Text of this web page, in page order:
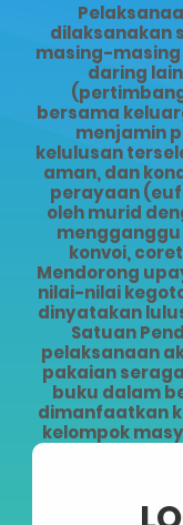
dilaksanakan
masing-masing
daring
bersama
menjamin
kelulusan
aman, dan
perayaan
oleh murid
konvoi,
Mendorong
nilai-nilai
dinyatakan
Satuan
pelaksanaan
pakaian
buku dalam
dimanfaatkan
kelompok